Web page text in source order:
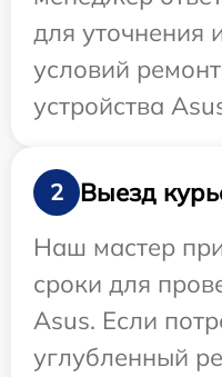
для уточнения
условий
устройства
2
Выезд
Наш мастер
сроки для
Asus. Если
углубленный